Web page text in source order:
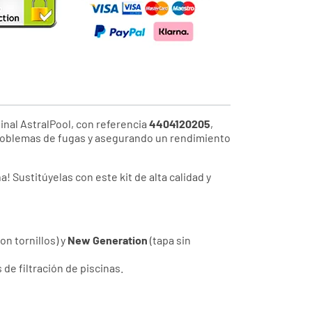
AstralPool, con referencia 4404120205,
de fugas y asegurando un rendimiento
Sustitúyelas con este kit de alta calidad y
tornillos) y New Generation (tapa sin
filtración de piscinas.